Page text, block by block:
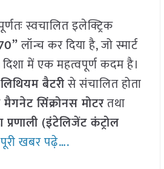
स्वचालित इलेक्ट्रिक
लॉन्च कर दिया है, जो स्मार्ट
में एक महत्वपूर्ण कदम है।
लिथियम बैटरीसे संचालित होता
सिंक्रोनस मोटरतथा
प्रणाली (इंटेलिजेंट कंट्रोल
पूरी खबर पढ़े….